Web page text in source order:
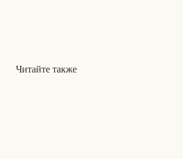
Читайте также